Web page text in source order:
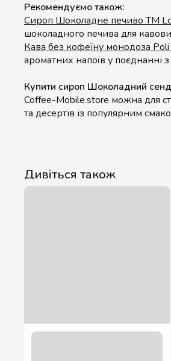
Рекомендуємо також:
Сироп Шоколадне печиво ТМ
шоколадного печива для
Кава без кофеїну монодоза
ароматних напоїв у поєднанні
Купити сироп Шоколадний
Coffee-Mobile.store можна для
та десертів із популярним
Дивіться також